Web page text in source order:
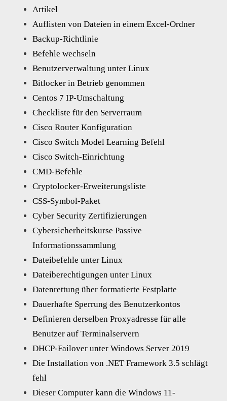
Artikel
Auflisten von Dateien in einem Excel-Ordner
Backup-Richtlinie
Befehle wechseln
Benutzerverwaltung unter Linux
Bitlocker in Betrieb genommen
Centos 7 IP-Umschaltung
Checkliste für den Serverraum
Cisco Router Konfiguration
Cisco Switch Model Learning Befehl
Cisco Switch-Einrichtung
CMD-Befehle
Cryptolocker-Erweiterungsliste
CSS-Symbol-Paket
Cyber Security Zertifizierungen
Cybersicherheitskurse Passive
Informationssammlung
Dateibefehle unter Linux
Dateiberechtigungen unter Linux
Datenrettung über formatierte Festplatte
Dauerhafte Sperrung des Benutzerkontos
Definieren derselben Proxyadresse für alle
Benutzer auf Terminalservern
DHCP-Failover unter Windows Server 2019
Die Installation von .NET Framework 3.5 schlägt
fehl
Dieser Computer kann die Windows 11-